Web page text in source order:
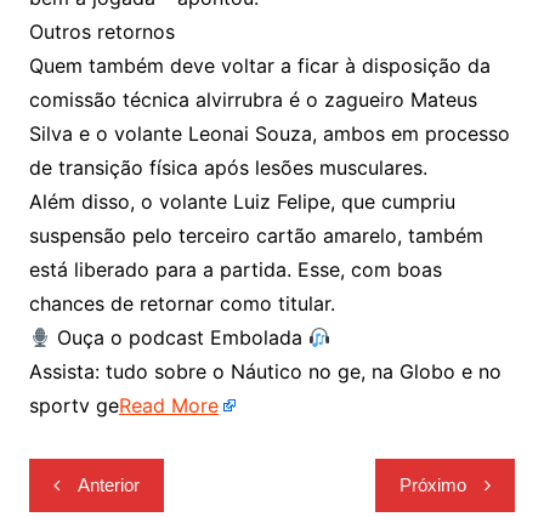
Outros retornos
Quem também deve voltar a ficar à disposição da
comissão técnica alvirrubra é o zagueiro Mateus
Silva e o volante Leonai Souza, ambos em processo
de transição física após lesões musculares.
Além disso, o volante Luiz Felipe, que cumpriu
suspensão pelo terceiro cartão amarelo, também
está liberado para a partida. Esse, com boas
chances de retornar como titular.
Ouça o podcast Embolada
Assista: tudo sobre o Náutico no ge, na Globo e no
sportv geRead More
Navegação
Anterior Próximo